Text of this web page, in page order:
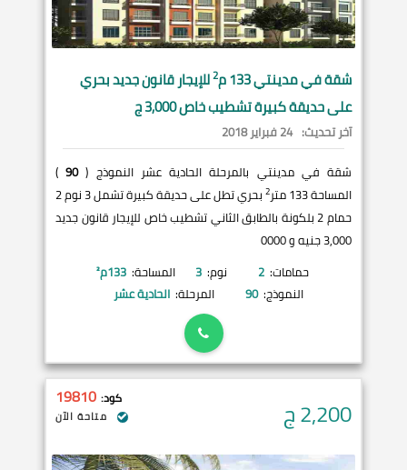
شقة فيمدينتي 2للإيجار قانون جديد بحري
على حديقة كبيرة تشطيب خاص 3,000 ج
آخر تحديث: 24 فبراير 2018
شقة في مدينتي بالمرحلة الحادية عشر النموذج (90
)
المساحة 133 متر
2
بحري تطل على حديقة كبيرة تشمل 3 نوم 2
حمام 2 بلكونة بالطابق الثاني تشطيب خاص للإيجار قانون جديد
3,000 جنيه و 0000
حمامات: 2 نوم: 3 المساحة: 133م²
النموذج: 90 المرحلة: الحادية عشر
2,200ج كود: 19810
متاحة الآن